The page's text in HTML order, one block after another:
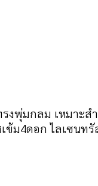
พุ่มกลม เหมาะ
ม4ดอก ไลเซนท